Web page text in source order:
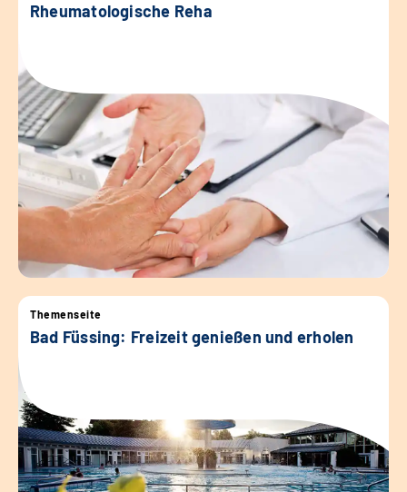
Rheumatologische Reha
Themenseite
Bad Füssing: Freizeit genießen und erholen